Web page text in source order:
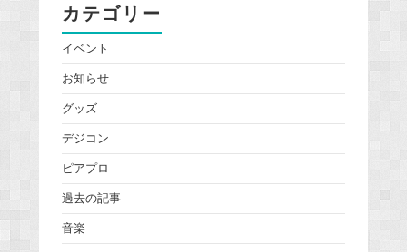
カテゴリー
イベント
お知らせ
グッズ
デジコン
ピアプロ
過去の記事
音楽